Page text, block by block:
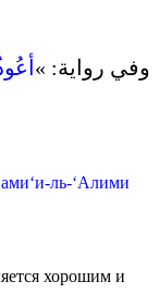
وفي رواية‏:‏ ‏»‏أ
ль-‘Алими
хорошим и